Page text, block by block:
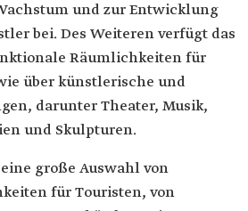
und zur Entwicklung
bei. Des Weiteren verfügt das
Räumlichkeiten für
über künstlerische und
darunter Theater, Musik,
und Skulpturen.
große Auswahl von
für Touristen, von